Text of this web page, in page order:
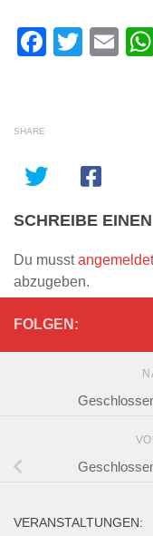
SHARE
SCHREIBE
Du musstangemeldet
abzugeben.
FOLGEN:
VERANSTALTUNGEN: